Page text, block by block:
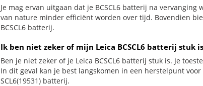
Je mag ervan uitgaan dat je BCSCL6 batterij na
van nature minder efficiënt worden over tijd. Bovendien
BCSCL6 batterij.
Ik ben niet zeker of mijn Leica BCSCL6 batterij stuk
Ben je niet zeker of je Leica BCSCL6 batterij stuk is. Je
In dit geval kan je best langskomen in een herstelpunt voor
SCL6(19531) batterij.